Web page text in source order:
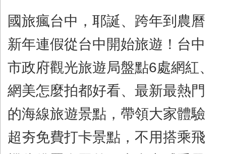
國旅瘋台中，耶誕、跨年到農曆
新年連假從台中開始旅遊！台中
市政府觀光旅遊局盤點6處網紅、
網美怎麼拍都好看、最新最熱門
的海線旅遊景點，帶領大家體驗
超夯免費打卡景點，不用搭乘飛